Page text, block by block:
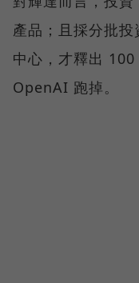
產品；且採分批
中心，才釋出
OpenAI 跑掉。